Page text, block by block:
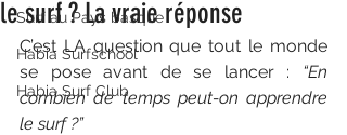
Surf au Pays basque
Habia Surfschool
Habia Surf Club
le surf ? La vraie réponse
C’est LA question que tout le monde
se pose avant de se lancer : “En
combien de temps peut-on apprendre
le surf ?”